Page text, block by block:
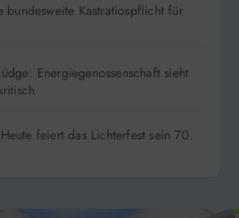
bundesweite Kastratiospflicht für
Energiegenossenschaft sieht
feiert das Lichterfest sein 70.